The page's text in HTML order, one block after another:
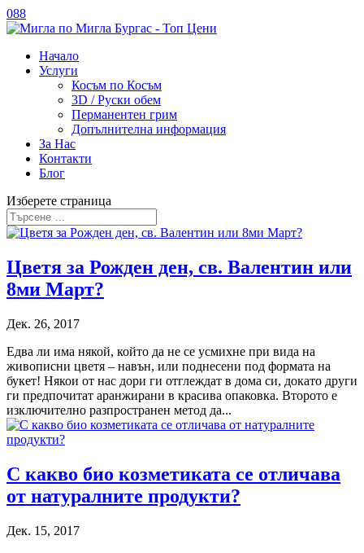
088
Начало
Услуги
Косъм по Косъм
3D / Руски обем
Перманентен грим
Допълнителна информация
За Нас
Контакти
Блог
Изберете страница
Цветя за Рожден ден, св. Валентин или
8ми Март?
Дек. 26, 2017
Едва ли има някой, който да не се усмихне при вида на
живописни цветя – навън, или поднесени под формата на
букет! Някои от нас дори ги отглеждат в дома си, докато други
ги предпочитат аранжирани в красива опаковка. Второто е
изключително разпространен метод да...
С какво био козметиката се отличава
от натуралните продукти?
Дек. 15, 2017